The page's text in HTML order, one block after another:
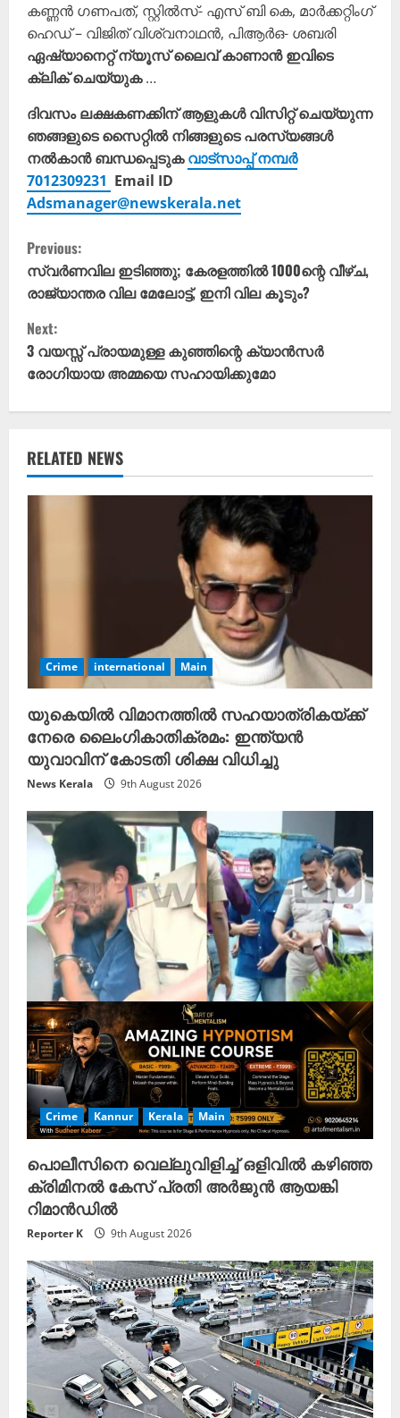
കണ്ണൻ ഗണപത്, സ്റ്റിൽസ്- എസ് ബി കെ, മാർക്കറ്റിംഗ്
ഹെഡ് – വിജിത് വിശ്വനാഥൻ, പിആർഒ- ശബരി
ഏഷ്യാനെറ്റ് ന്യൂസ് ലൈവ് കാണാന്‍ ഇവിടെ
ക്ലിക് ചെയ്യുക…
ദിവസം ലക്ഷകണക്കിന് ആളുകൾ വിസിറ്റ് ചെയ്യുന്ന
ഞങ്ങളുടെ സൈറ്റിൽ നിങ്ങളുടെ പരസ്യങ്ങൾ
നൽകാൻ ബന്ധപ്പെടുകവാട്സാപ്പ് നമ്പർ
7012309231 Email ID
Adsmanager@newskerala.net
C
o
n
t
i
u
e
i
n
g
Previous:
സ്വർണവില ഇടിഞ്ഞു; കേരളത്തിൽ 1000ന്റെ വീഴ്ച,
രാജ്യാന്തര വില മേലോട്ട്, ഇനി വില കൂടും?
Next:
3 വയസ്സ് പ്രായമുള്ള കുഞ്ഞിന്റെ ക്യാൻസർ
രോഗിയായ അമ്മയെ സഹായിക്കുമോ
RELATED NEWS
Crime international Main
യുകെയിൽ വിമാനത്തിൽ സഹയാത്രികയ്ക്ക്
നേരെ ലൈംഗികാതിക്രമം: ഇന്ത്യൻ
യുവാവിന് കോടതി ശിക്ഷ വിധിച്ചു
News Kerala 9th August 2026
Crime Kannur Kerala Main
പൊലീസിനെ വെല്ലുവിളിച്ച് ഒളിവിൽ കഴിഞ്ഞ
ക്രിമിനൽ കേസ് പ്രതി അർജുൻ ആയങ്കി
റിമാൻഡിൽ
Reporter K 9th August 2026